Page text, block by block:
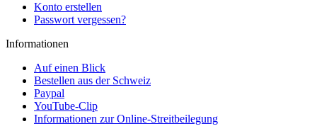
Konto erstellen
Passwort vergessen?
Informationen
Auf einen Blick
Bestellen aus der Schweiz
Paypal
YouTube-Clip
Informationen zur Online-Streitbeilegung